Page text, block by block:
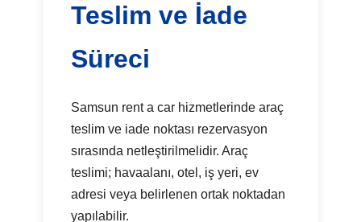
Teslim ve İade
Süreci
Samsun rent a car hizmetlerinde araç
teslim ve iade noktası rezervasyon
sırasında netleştirilmelidir. Araç
teslimi; havaalanı, otel, iş yeri, ev
adresi veya belirlenen ortak noktadan
yapılabilir.